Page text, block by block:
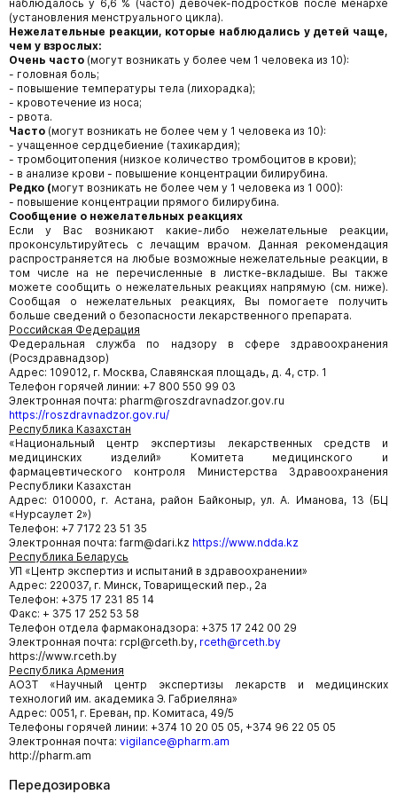
наблюдалось у 6,6 % (часто) девочек-подростков после менархе
(установления менструального цикла).
Нежелательные реакции, которые наблюдались у детей чаще,
чем у взрослых:
Очень часто (могут возникать у более чем 1 человека из 10):
- головная боль;
- повышение температуры тела (лихорадка);
- кровотечение из носа;
- рвота.
Часто (могут возникать не более чем у 1 человека из 10):
- учащенное сердцебиение (тахикардия);
- тромбоцитопения (низкое количество тромбоцитов в крови);
- в анализе крови - повышение концентрации билирубина.
Редко (могут возникать не более чем у 1 человека из 1 000):
- повышение концентрации прямого билирубина.
Сообщение о нежелательных реакциях
Если у Вас возникают какие-либо нежелательные реакции,
проконсультируйтесь с лечащим врачом. Данная рекомендация
распространяется на любые возможные нежелательные реакции, в
том числе на не перечисленные в листке-вкладыше. Вы также
можете сообщить о нежелательных реакциях напрямую (см. ниже).
Сообщая о нежелательных реакциях, Вы помогаете получить
больше сведений о безопасности лекарственного препарата.
Российская Федерация
Федеральная служба по надзору в сфере здравоохранения
(Росздравнадзор)
Адрес: 109012, г. Москва, Славянская площадь, д. 4, стр. 1
Телефон горячей линии: +7 800 550 99 03
Электронная почта: pharm@roszdravnadzor.gov.ru
https://roszdravnadzor.gov.ru/
Республика Казахстан
«Национальный центр экспертизы лекарственных средств и
медицинских изделий» Комитета медицинского и
фармацевтического контроля Министерства Здравоохранения
Республики Казахстан
Адрес: 010000, г. Астана, район Байконыр, ул. А. Иманова, 13 (БЦ
«Нурсаулет 2»)
Телефон: +7 7172 23 51 35
Электронная почта: farm@dari.kz https://www.ndda.kz
Республика Беларусь
УП «Центр экспертиз и испытаний в здравоохранении»
Адрес: 220037, г. Минск, Товарищеский пер., 2а
Телефон: +375 17 231 85 14
Факс: + 375 17 252 53 58
Телефон отдела фармаконадзора: +375 17 242 00 29
Электронная почта: rcpl@rceth.by, rceth@rceth.by
https://www.rceth.by
Республика Армения
АОЗТ «Научный центр экспертизы лекарств и медицинских
технологий им. академика Э. Габриеляна»
Адрес: 0051, г. Ереван, пр. Комитаса, 49/5
Телефоны горячей линии: +374 10 20 05 05, +374 96 22 05 05
Электронная почта: vigilance@pharm.am
http://pharm.am
Передозировка